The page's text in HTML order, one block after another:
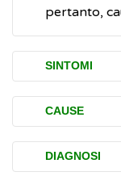
pertanto,
SINTOMI
L'anemia
folati può
disturbi
CAUSE
L'anemia
DIAGNOSI